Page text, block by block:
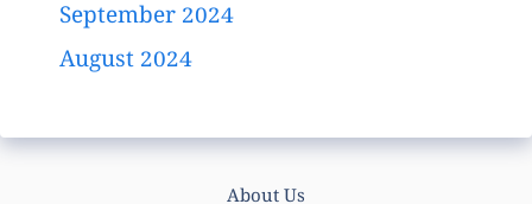
September 2024
August 2024
About Us